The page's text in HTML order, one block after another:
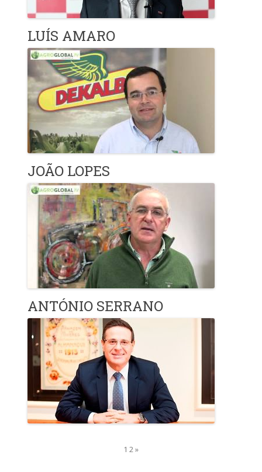
LUÍS AMARO
JOÃO LOPES
ANTÓNIO SERRANO
1 2 »